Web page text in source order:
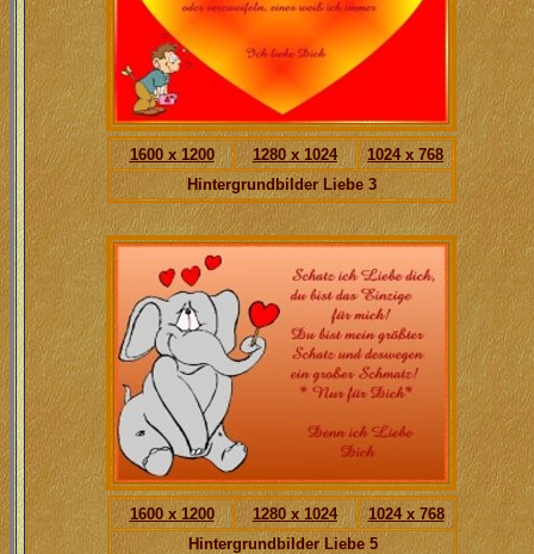
1600 x 1200 1280 x 1024
1024 x 768
Hintergrundbilder Liebe 3
1600 x 1200 1280 x 1024
1024 x 768
Hintergrundbilder Liebe 5